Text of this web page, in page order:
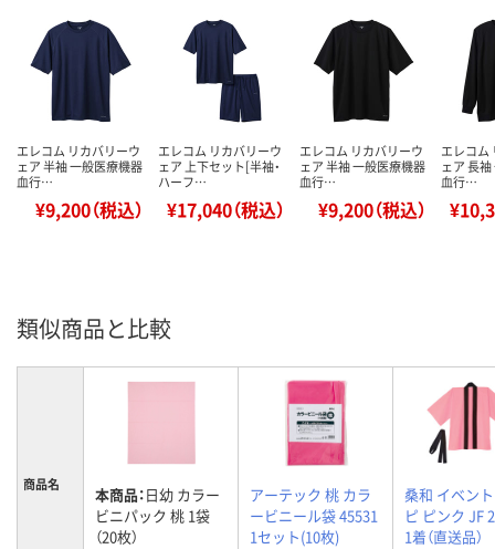
エレコム リカバリーウ
ェア 半袖 一般医療機器
血行…
¥9,200（税込）
エレコム リカバリーウ
ェア 上下セット[半袖・
ハーフ…
¥17,040（税込）
エレコム リカバリーウ
ェア 半袖 一般医療機器
血行…
¥9,200（税込）
エレコム
ェア 長
血行…
類似商品と比較
商品名 本商品：日幼 カラー
ビニパック 桃 1袋
（20枚）
アーテック 桃 カラ
ービニール袋 45531
1セット(10枚)
桑和 イベン
ピ ピンク JF
1着（直送品）